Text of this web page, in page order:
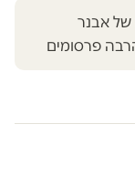
של אבנר
פרסומים